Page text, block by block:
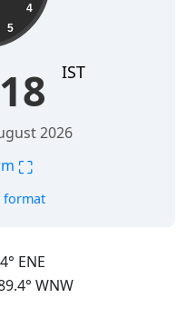
4
5
IST
2026
⛶
format
ENE
WNW